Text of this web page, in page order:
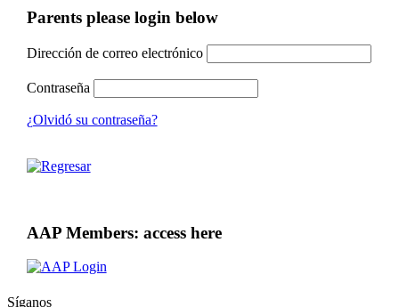
Parents please login below
Dirección de correo electrónico
Contraseña
¿Olvidó su contraseña?
AAP Members: access here
Síganos